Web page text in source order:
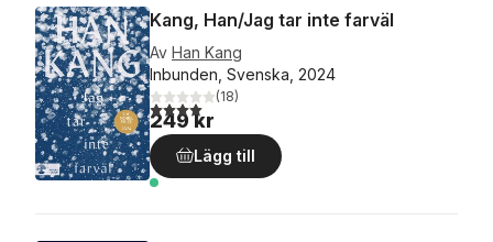
Kang, Han/Jag tar inte farväl
Av Han Kang
Inbunden, Svenska, 2024
4,0utav 5 stjärnor. Totalt antal röster:
(18)
249 kr
Lägg till